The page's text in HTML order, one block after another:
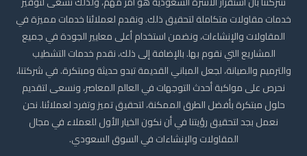
خدمات مقاولات متكاملة لتحقيق ذلك. ونقدم لعملائنا خدمات مميزة في
المقاولات والإنشاءات، ونضمن استخدام أعلى معايير الجودة في جميع
المشاريع التي نقوم بها. بالإضافة إلى ذلك، نقدم خدمات التشطيب
والترميم والصيانة، لجعل المباني القديمة تبدو حديثة ومبتكرة. في شركتنا،
نحرص على مواكبة أحدث التوجهات في العالم المعاصر، ونسعى لتقديم
حلول مبتكرة بأفضل الطرق الممكنة، لتحقيق تميز وتفرد لعملائنا. نحن
نعمل بجد لتحقيق رؤيتنا في أن نكون الخيار الأول للعملاء في مجال
المقاولات والإنشاءات في السوق السعودي.